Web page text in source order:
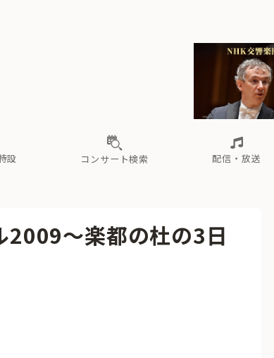
ケストラの楽屋から 海の向こうの音楽家
設
いないオーケストラコンサート
過去の特集
コンサート検索 配信・放送
ル 有料ライブ配信スケジュール
ま や ら わ
Aからの眺望
ル
〜楽都の杜の3日